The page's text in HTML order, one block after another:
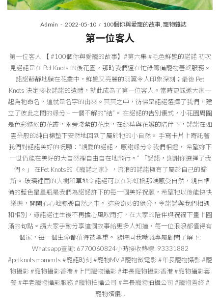
ByAdmin
Posted
2022-05-10
Posted
in
100個你與愛寵的故事 寵物雜誌
第一位客人
第一位客人 【 #100個你與愛寵的故事】#第六集 #毛色鮮艷的諾諾 初次
見諾諾是在 Pet Knots 的後花園，那時我們還在忙碌籌備寵物善終服務。
諾諾靜靜地躺在花叢中，鮮艷又亮麗的羽翼令人印象深刻；最後 Pet
Knots 決定接收諾諾的遺體，就此成為了第一位客人。當時更誠邀大家一
起為牠命名，這就是名字的由來。冥冥之中，彷彿是諾諾選擇了我們，建
立了彼此之間的緣分 – 一個不解的“結”。 在諾諾的告別儀式，小花園周圍
是色彩繽紛的花叢，兩旁淺紫的花束，在綠葉與花瓣的陪伴下，諾諾在如
雲朵般的純白棉墊下安然地回到了屬於牠的小自然。 手寫卡片上寄託著
我們對諾諾美好的祝願：“親愛的諾諾， 感謝緣分令我們相遇， 希望妳下
一世仍能在美好的大自然裡自由自在地飛行。” 「諾諾，謝謝你選擇了我
們。」 在Pet Knots的《寵諾之家》，流浪的諾諾擁有了屬於自己的歸
所。 玻璃裡面的大樹和草地令諾諾可以在彩虹橋那端感受自然，親自準
備的藍色星星瓶是我們為諾諾許下的每一個美好祝願，希望牠以後能快快
樂樂，開開心心地暢遊自然之中。 這段奇妙的緣分，令諾諾與我們相遇
和相別，讓諾諾往生後不再擔心風吹雨打，在大家的陪伴與祝福下畫上圓
滿的句點。請大家手動分享這個故事給更多人知道，每一位浪浪都值得有
個家，每一個生命都值得被尊重。 隨時同我哋嘅專屬顧問了解下:
Whatsapp查詢: 6770060824小時接收熱線: 93331882
#petknotsmoments #寵諾時刻 #寵物MV #寵物微電影 #年長寵物攝影 #寵
物攝影 #寵物攝影香港 #上門寵物攝影 #年長寵物攝影香港 #寵物攝影套
餐 #年老寵物攝影服務 #寵物拍攝公司 #年長寵物拍攝公司 #寵物善終 #
寵物殯儀…